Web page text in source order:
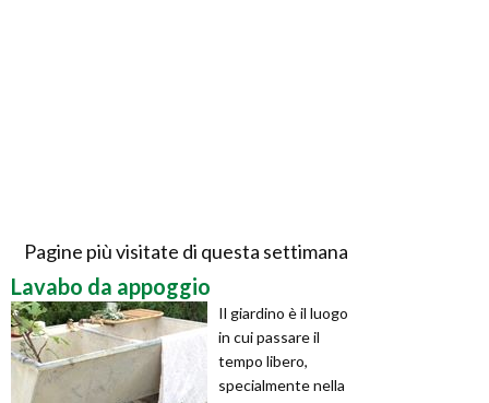
Pagine più visitate di questa settimana
Lavabo da appoggio
Il giardino è il luogo
in cui passare il
tempo libero,
specialmente nella